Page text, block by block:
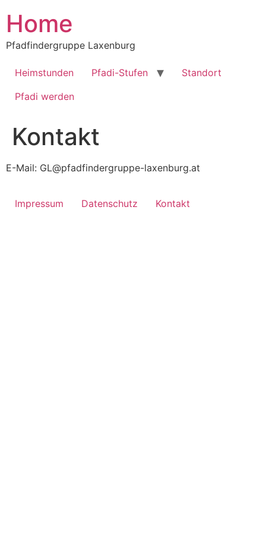
Inhalt
springen
Home
Pfadfindergruppe Laxenburg
Heimstunden Pfadi-Stufen
Standort
Pfadi werden
Kontakt
E-Mail: GL@pfadfindergruppe-laxenburg.at
Impressum Datenschutz Kontakt